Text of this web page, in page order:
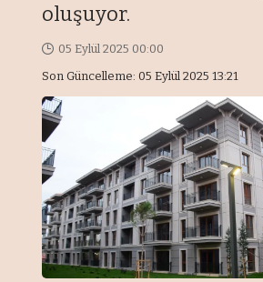
oluşuyor.
Son Güncelleme: 05 Eylül 2025 13:21
05 Eylül 2025 00:00